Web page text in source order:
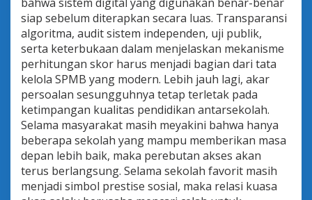
siap sebelum diterapkan secara luas. Transparansi
algoritma, audit sistem independen, uji publik,
serta keterbukaan dalam menjelaskan mekanisme
perhitungan skor harus menjadi bagian dari tata
kelola SPMB yang modern. Lebih jauh lagi, akar
persoalan sesungguhnya tetap terletak pada
ketimpangan kualitas pendidikan antarsekolah.
Selama masyarakat masih meyakini bahwa hanya
beberapa sekolah yang mampu memberikan masa
depan lebih baik, maka perebutan akses akan
terus berlangsung. Selama sekolah favorit masih
menjadi simbol prestise sosial, maka relasi kuasa